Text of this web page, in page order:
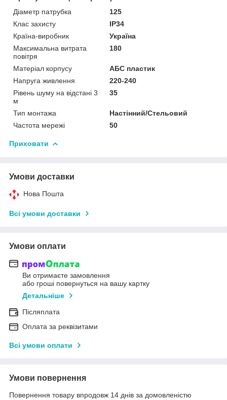
Діаметр патрубка
125
Клас захисту
IP34
Країна-виробник
Україна
Максимальна витрата
повітря
180
Матеріал корпусу
АБС пластик
Напруга живлення
220-240
Рівень шуму на відстані 3
м
35
Тип монтажа
Настінний/Стельовий
Частота мережі
50
Приховати
Умови доставки
Нова Пошта
Всі умови доставки
Умови оплати
Ви отримаєте замовлення
або гроші повернуться на вашу картку
Детальніше
Післяплата
Оплата за реквізитами
Всі умови оплати
Умови повернення
Повернення товару впродовж 14 днів за домовленістю